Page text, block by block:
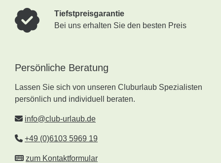
Tiefstpreisgarantie
Bei uns erhalten Sie den besten Preis
Persönliche Beratung
Lassen Sie sich von unseren Cluburlaub Spezialisten
persönlich und individuell beraten.
info@club-urlaub.de
+49 (0)6103 5969 19
zum Kontaktformular